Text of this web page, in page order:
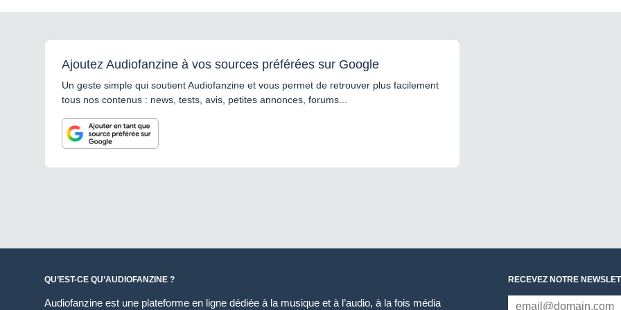
Ajoutez Audiofanzine à vos sources préférées sur Google
Un geste simple qui soutient Audiofanzine et vous permet de retrouver plus facilement
tous nos contenus : news, tests, avis, petites annonces, forums...
QU’EST-CE QU’AUDIOFANZINE ?
Audiofanzine est une plateforme en ligne dédiée à la musique et à l’audio, à la fois média
RECEVEZ NOTRE